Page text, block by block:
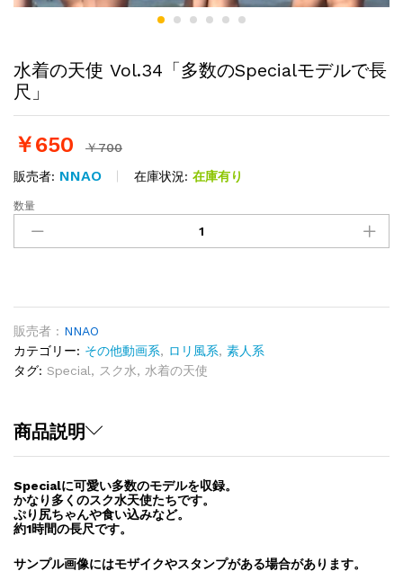
水着の天使 Vol.34「多数のSpecialモデルで長
尺」
￥650 ￥700
販売者: NNAO 在庫状況: 在庫有り
水
の
Vol.34「多
数
の
Special
ル
尺」
quantity
数量
販売者 : NNAO
カテゴリー: その他動画系, ロリ風系, 素人系
タグ: Special, スク水, 水着の天使
商品説明
Specialに可愛い多数のモデルを収録。
かなり多くのスク水天使たちです。
ぷり尻ちゃんや食い込みなど。
約1時間の長尺です。
サンプル画像にはモザイクやスタンプがある場合があります。